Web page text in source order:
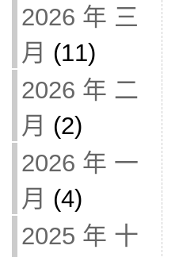
2026 年 三
月 (11)
2026 年 二
月 (2)
2026 年 一
月 (4)
2025 年 十